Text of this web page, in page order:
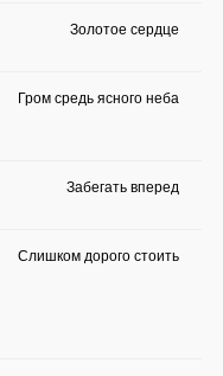
Золотое сердце
Гром средь ясного неба
Забегать вперед
Слишком дорого стоить